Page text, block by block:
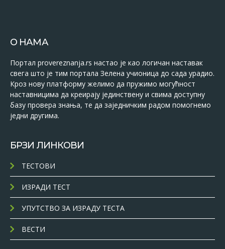
О НАМА
Портал provereznanja.rs настао је као логичан наставак
свега што је тим портала Зелена учионица до сада урадио.
Кроз нову платформу желимо да пружимо могућност
наставницима да креирају јединствену и свима доступну
базу провера знања, те да заједничким радом помогнемо
једни другима.
БРЗИ ЛИНКОВИ
ТЕСТОВИ
ИЗРАДИ ТЕСТ
УПУТСТВО ЗА ИЗРАДУ ТЕСТА
ВЕСТИ